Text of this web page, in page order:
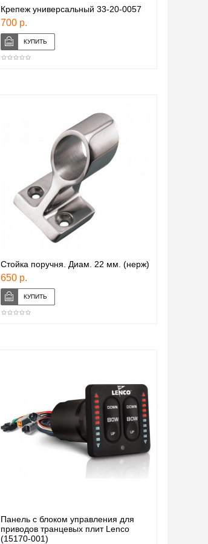
Крепеж универсальный 33-20-0057
700 р.
Стойка поручня. Диам. 22 мм. (нерж)
650 р.
Панель с блоком управления для
приводов транцевых плит Lenco
(15170-001)